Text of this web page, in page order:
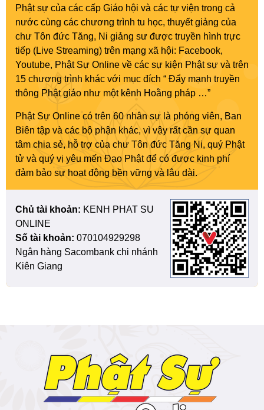
Phật sự của các cấp Giáo hội và các tự viện trong cả
nước cùng các chương trình tu học, thuyết giảng của
chư Tôn đức Tăng, Ni giảng sư được truyền hình trực
tiếp (Live Streaming) trên mạng xã hội: Facebook,
Youtube, Phật Sự Online về các sự kiện Phật sự và trên
15 chương trình khác với mục đích “ Đẩy mạnh truyền
thông Phật giáo như một kênh Hoằng pháp …”
Phật Sự Online có trên 60 nhân sự là phóng viên, Ban
Biên tập và các bộ phận khác, vì vậy rất cần sự quan
tâm chia sẻ, hỗ trợ của chư Tôn đức Tăng Ni, quý Phật
tử và quý vị yêu mến Đạo Phật để có được kinh phí
đảm bảo sự hoạt động bền vững và lâu dài.
Chủ tài khoản: KENH PHAT SU
ONLINE
Số tài khoản: 070104929298
Ngân hàng Sacombank chi nhánh
Kiên Giang